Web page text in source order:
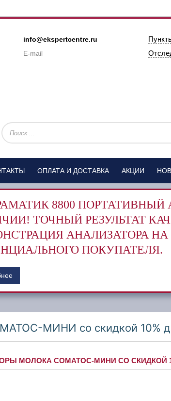
info@ekspertcentre.ru
E-mail
ОПЛАТА И ДОСТАВКА АКЦИИ
8800 ПОРТАТИВНЫЙ
ТОЧНЫЙ РЕЗУЛЬТАТ
АНАЛИЗАТОРА НА
ПОКУПАТЕЛЯ.
МИНИ со скидкой 10%
МОЛОКА СОМАТОС-МИНИ СО СКИДКОЙ